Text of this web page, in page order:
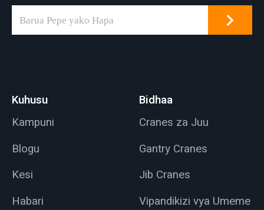
Kuhusu
Kampuni
Blogu
Kesi
Habari
Bidhaa
Cranes za Juu
Gantry Cranes
Jib Cranes
Vipandikizi vya Umeme